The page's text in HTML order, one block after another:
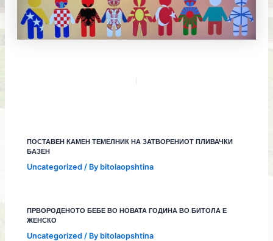
ПОСТАВЕН КАМЕН ТЕМЕЛНИК НА ЗАТВОРЕНИОТ ПЛИВАЧКИ
БАЗЕН
Uncategorized / By bitolaopshtina
ПРВОРОДЕНОТО БЕБЕ ВО НОВАТА ГОДИНА ВО БИТОЛА Е
ЖЕНСКО
Uncategorized / By bitolaopshtina